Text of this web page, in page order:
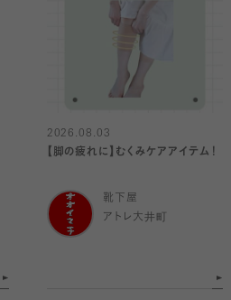
2026.08.03
【脚の疲れに】むくみケアアイテム！
靴下屋
アトレ大井町